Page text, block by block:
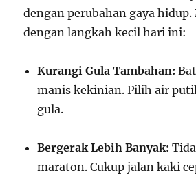
dengan perubahan gaya
dengan langkah kecil hari ini:
Kurangi Gula Tambahan:
manis kekinian. Pilih air
gula.
Bergerak Lebih Banyak:
maraton. Cukup jalan kaki